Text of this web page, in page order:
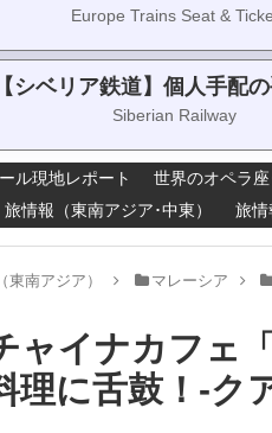
Europe Trains Seat &
【シベリア鉄道】個人手配
Siberian Railway
ル現地レポート 世界のオペラ
旅情報（東南アジア･中東） 旅情
東南アジア） マレーシア
ャイナカフェ
理に舌鼓！‐ク